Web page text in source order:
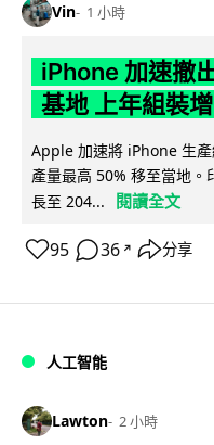
Vin 1 小時
iPhone 加速撤
基地 上年組裝
Apple 加速將 iPhone 生
產量最高 50% 移至當地
長至 204...
閱讀全文
95 36 ↗ 分享
人工智能
Lawton 2 小時